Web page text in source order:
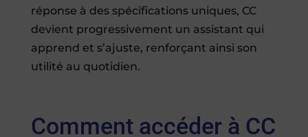
réponse à des spécifications uniques, CC
devient progressivement un assistant qui
apprend et s’ajuste, renforçant ainsi son
utilité au quotidien.
Comment accéder à CC